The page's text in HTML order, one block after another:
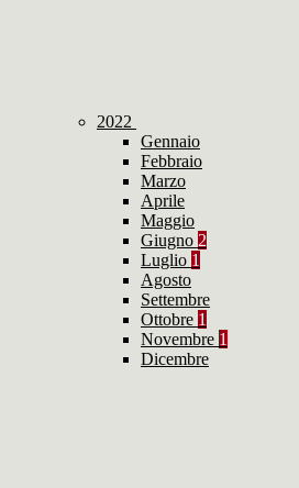
2022
Gennaio
Febbraio
Marzo
Aprile
Maggio
Giugno 2
Luglio 1
Agosto
Settembre
Ottobre 1
Novembre 1
Dicembre